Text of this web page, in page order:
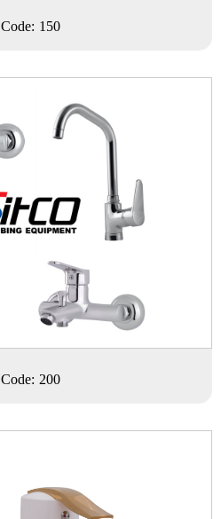
Code: 150
Code: 200